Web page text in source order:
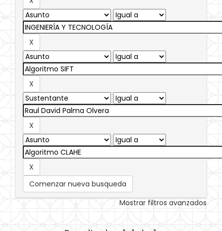
Comenzar nueva busqueda
Mostrar filtros avanzados